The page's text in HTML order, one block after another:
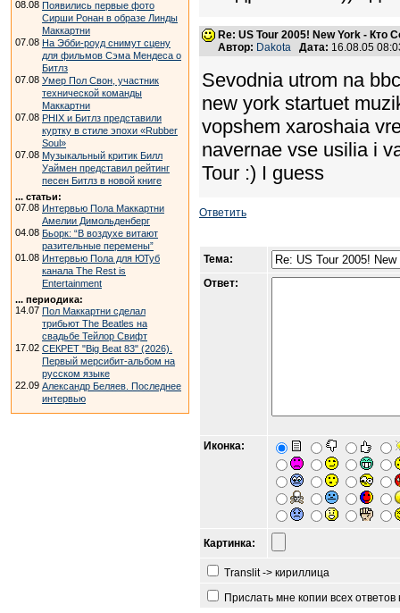
08.08 Появились первые фото
Сирши Ронан в образе Линды
Маккартни
07.08 На Эбби-роуд снимут сцену
для фильмов Сэма Мендеса о
Битлз
07.08 Умер Пол Свон, участник
технической команды
Маккартни
07.08 PHIX и Битлз представили
куртку в стиле эпохи «Rubber
Soul»
07.08 Музыкальный критик Билл
Уаймен представил рейтинг
песен Битлз в новой книге
... статьи:
07.08 Интервью Пола Маккартни
Амелии Димольденберг
04.08 Бьорк: “В воздухе витают
разительные перемены”
01.08 Интервью Пола для ЮТуб
канала The Rest is
Entertainment
... периодика:
14.07 Пол Маккартни сделал
трибьют The Beatles на
свадьбе Тейлор Свифт
17.02 СЕКРЕТ "Big Beat 83" (2026).
Первый мерсибит-альбом на
русском языке
22.09 Александр Беляев. Последнее
интервью
Re: US Tour 2005! New York - Кто
Автор: Dakota Дата: 16.08.05
Sevodnia utrom na
new york startuet
vopshem xaroshaia
navernae vse usilia i
Tour :) I guess
Ответить
Тема:
Ответ:
Иконка:
Картинка:
Translit -> кириллица
Прислать мне копии всех